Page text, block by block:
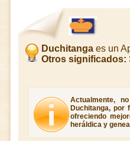
Duchitangaes un
Otros significados:
Actualmente,
Duchitanga,
ofreciendo
heráldica y